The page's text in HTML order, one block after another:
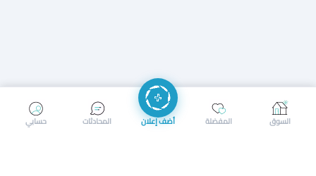
إرسال رسالة إجراء مكالمة
حسابي المحادثات أضف إعلان المفضلة السوق